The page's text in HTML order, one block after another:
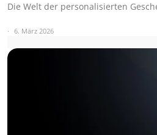
Die Welt der personalisierten
6. März 2026